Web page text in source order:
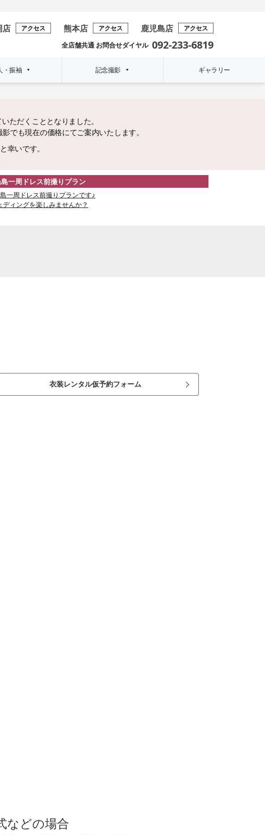
店 アクセス 熊本店 アクセス 鹿児島店 アクセス
全店舗共通 お問合せダイヤル 092-233-6819
・振袖 記念撮影 ギャラリー
ただくこととなりました。
でも現在の価格にてご案内いたします。
幸いです。
一周ドレス前撮りプラン
一周ドレス前撮りプランです♪
ィングを楽しみませんか？
衣装レンタル仮予約フォーム
などの場合